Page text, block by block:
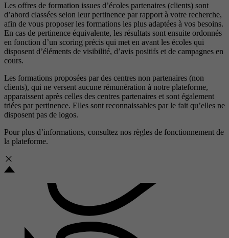
Les offres de formation issues d’écoles partenaires (clients) sont
d’abord classées selon leur pertinence par rapport à votre recherche,
afin de vous proposer les formations les plus adaptées à vos besoins.
En cas de pertinence équivalente, les résultats sont ensuite ordonnés
en fonction d’un scoring précis qui met en avant les écoles qui
disposent d’éléments de visibilité, d’avis positifs et de campagnes en
cours.
Les formations proposées par des centres non partenaires (non
clients), qui ne versent aucune rémunération à notre plateforme,
apparaissent après celles des centres partenaires et sont également
triées par pertinence. Elles sont reconnaissables par le fait qu’elles ne
disposent pas de logos.
Pour plus d’informations, consultez nos règles de fonctionnement de
la plateforme.